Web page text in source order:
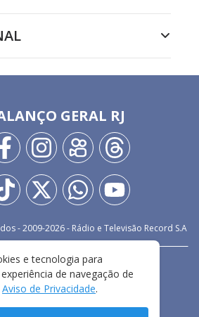
GERAL RJ
- 2009-2026- Rádio e Televisão Record S.A
FALE CONOSCO
PRIVACIDADE
E CONDIÇÕES DE USO
e tecnologia para
de navegação de
Aviso de Privacidade.